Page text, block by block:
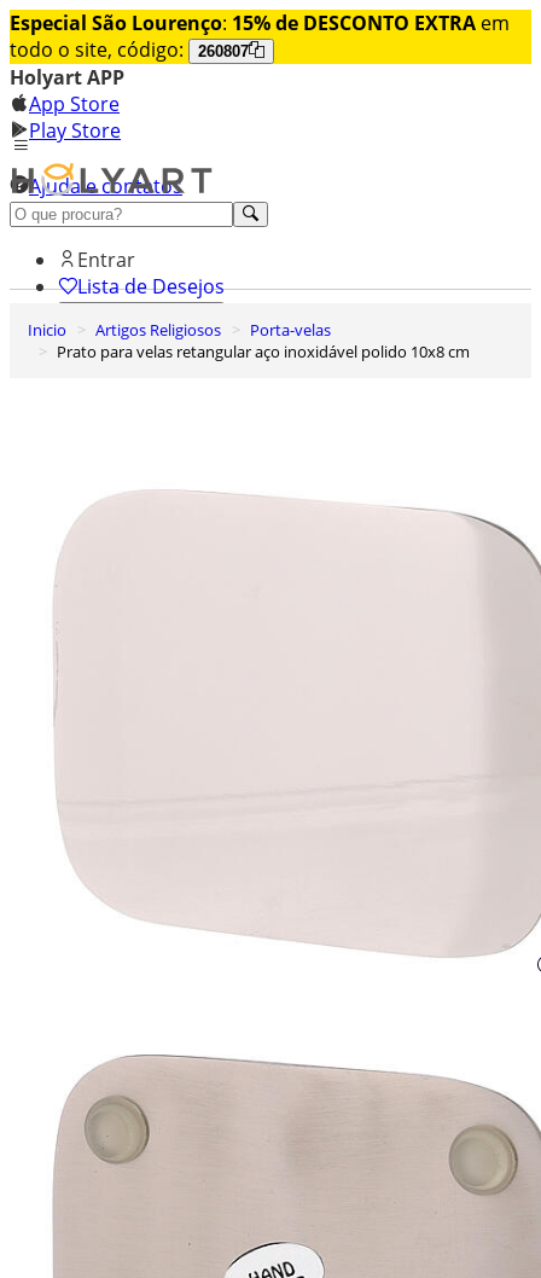
Especial São Lourenço: 15% de DESCONTO EXTRA em
todo o site, código:
260807
Holyart APP
App Store
Play Store
Ajuda e contatos
Conheça premium
Entrar
Lista de Desejos
0
Carrinho de Compras
Inicio Artigos Religiosos
Porta-velas
Prato para velas retangular aço inoxidável polido 10x8 cm